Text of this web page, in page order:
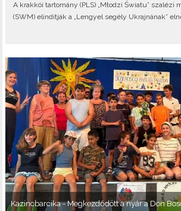
A krakkói tartomány (PLS) „Młodzi Światu” szalézi
(SWM) elindítják a „Lengyel segély Ukrajnának”
Kazincbarcika - Megkezdődött a nyár a Don